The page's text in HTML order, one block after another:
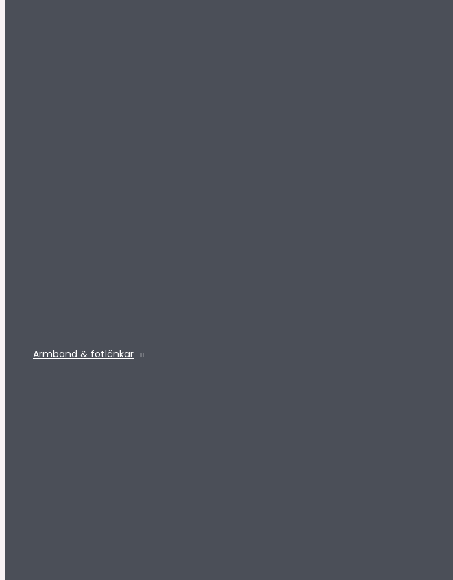
Armband & fotlänkar